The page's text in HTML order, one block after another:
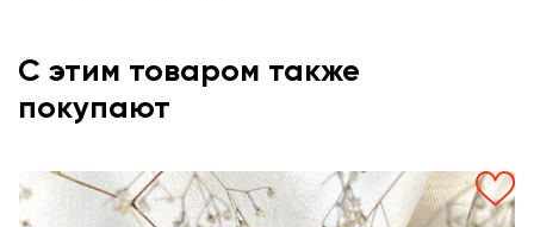
С этим товаром также
покупают